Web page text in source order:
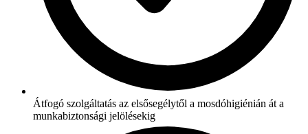
Átfogó szolgáltatás az elsősegélytől a mosdóhigiénián át a
munkabiztonsági jelölésekig